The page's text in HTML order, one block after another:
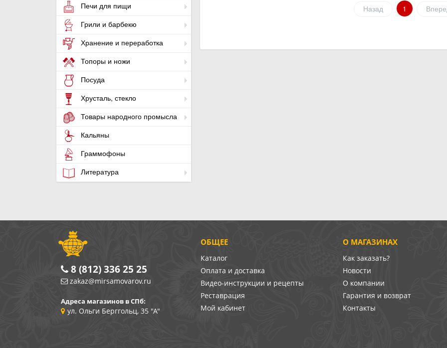
Печи для пищи
Грили и барбекю
Хранение и переработка
Топоры и ножи
Посуда
Хрусталь, стекло
Товары народного промысла
Кальяны
Граммофоны
Литература
Назад 1
О МАГАЗИНАХ
Как заказать?
Новости
О компании
Гарантия и возврат
Контакты
ОБЩЕЕ
Каталог
Оплата и доставка
Видео-инструкции и рецепты
Реставрация
Мой кабинет
8 (812) 336 25 25
zakaz@mirsamovarov.ru
Адреса магазинов в СПб:
ул. Ольги Берггольц, 35 "А"